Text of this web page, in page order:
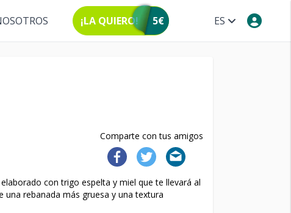
ES
¡LA QUIERO! 5€
Comparte con tus amigos
con trigo espelta y miel que te llevará al
rebanada más gruesa y una textura